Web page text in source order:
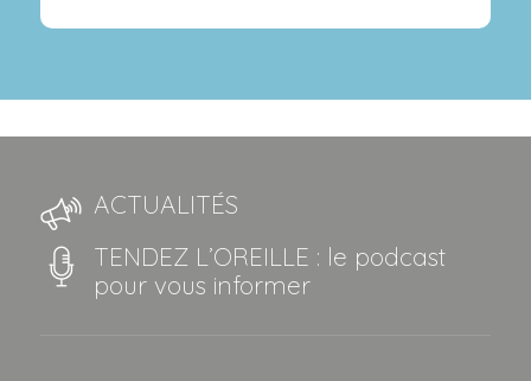
ACTUALITÉS
TENDEZ L’OREILLE : le podcast
pour vous informer